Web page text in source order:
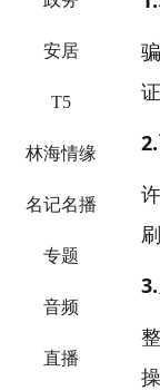
安居
T5
林海情缘
名记名播
专题
音频
直播